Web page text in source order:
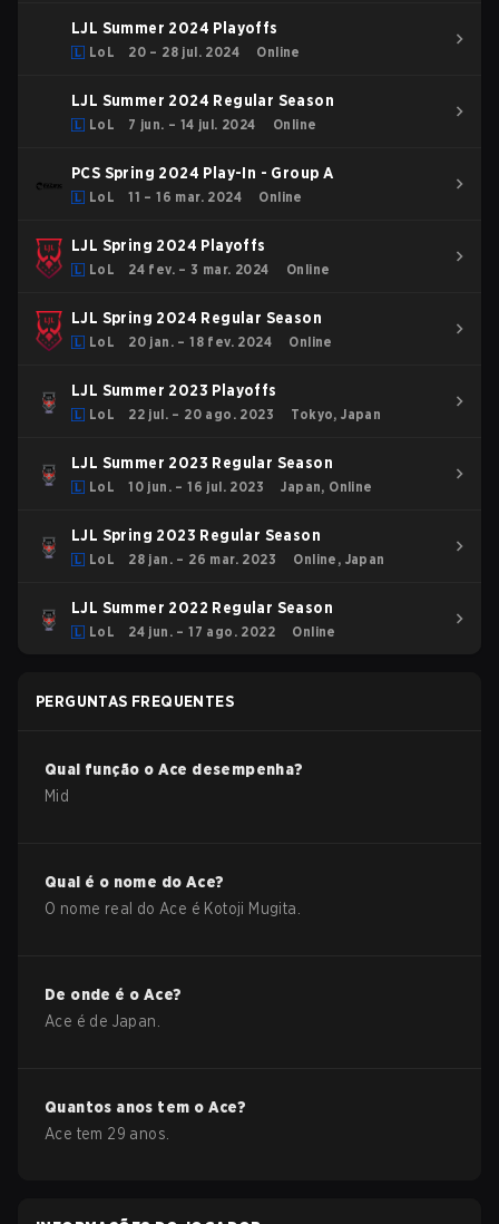
LJL Summer 2024 Playoffs
LoL 20 – 28 jul. 2024 Online
LJL Summer 2024 Regular Season
LoL 7 jun. – 14 jul. 2024 Online
PCS Spring 2024 Play-In - Group A
LoL 11 – 16 mar. 2024 Online
LJL Spring 2024 Playoffs
LoL 24 fev. – 3 mar. 2024 Online
LJL Spring 2024 Regular Season
LoL 20 jan. – 18 fev. 2024 Online
LJL Summer 2023 Playoffs
LoL 22 jul. – 20 ago. 2023 Tokyo, Japan
LJL Summer 2023 Regular Season
LoL 10 jun. – 16 jul. 2023 Japan, Online
LJL Spring 2023 Regular Season
LoL 28 jan. – 26 mar. 2023 Online, Japan
LJL Summer 2022 Regular Season
LoL 24 jun. – 17 ago. 2022 Online
PERGUNTAS FREQUENTES
Qual função o Ace desempenha?
Mid
Qual é o nome do Ace?
O nome real do Ace é Kotoji Mugita
De onde é o Ace?
Ace é de Japan
Quantos anos tem o Ace?
Ace tem 29 anos.